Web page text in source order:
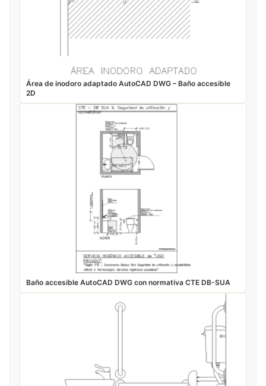
Área de inodoro adaptado AutoCAD DWG – Baño accesible
2D
Baño accesible AutoCAD DWG con normativa CTE DB-SUA